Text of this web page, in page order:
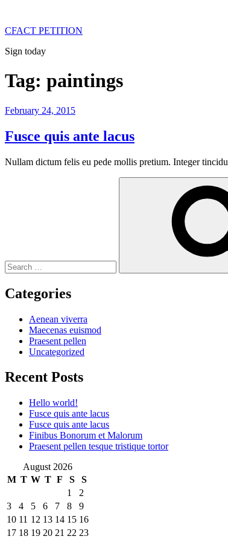
content
CFACT PETITION
Sign today
Tag: paintings
Posted
February 24, 2015
Fusce quis ante lacus
Nullam dictum felis eu pede mollis pretium. Integer
Categories
Aenean viverra
Maecenas euismod
Praesent pellen
Uncategorized
Recent Posts
Hello world!
Fusce quis ante lacus
Fusce quis ante lacus
Finibus Bonorum et Malorum
Praesent pellen tesque tristique tortor
August 2026
M T W T F S
S
1
2
3
4 5 6 7 8
9
10 11 12 13 14 15 16
17 18 19 20 21 22 23